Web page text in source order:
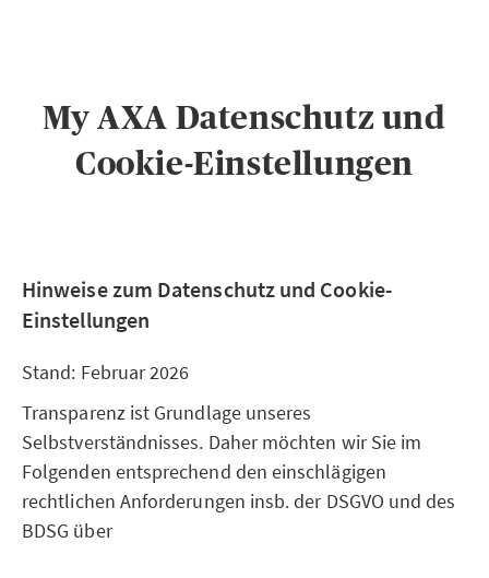
My AXA Datenschutz und
Cookie-Einstellungen
Hinweise zum Datenschutz und Cookie-
Einstellungen
Stand: Februar 2026
Transparenz ist Grundlage unseres
Selbstverständnisses. Daher möchten wir Sie im
Folgenden entsprechend den einschlägigen
rechtlichen Anforderungen insb. der DSGVO und des
BDSG über